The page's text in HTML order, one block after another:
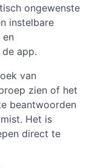
ongewenste
instelbare
app.
van
zien of het
beantwoorden
Het is
direct te